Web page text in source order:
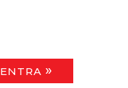
ENTRA